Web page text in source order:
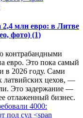
млн евро: в Литве
фото) (1)
контрабандными
евро. Это пока самый
в 2026 году. Сами
латвийских цехов, —
Это задержание —
отлаженный бизнес.